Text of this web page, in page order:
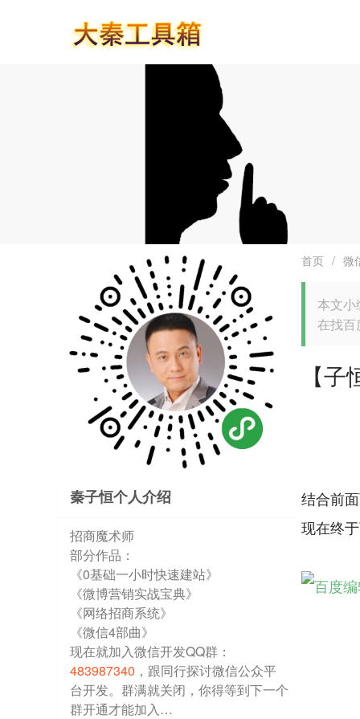
秦子恒个人介绍
招商魔术师
部分作品：
《0基础一小时快速建站》
《微博营销实战宝典》
《网络招商系统》
《微信4部曲》
现在就加入微信开发QQ群：
483987340 ，跟同行探讨微信公众平
台开发。群满就关闭，你得等到下一个
群开通才能加入…
首页 / 微
本文小
在找百
【
结合前
现在终